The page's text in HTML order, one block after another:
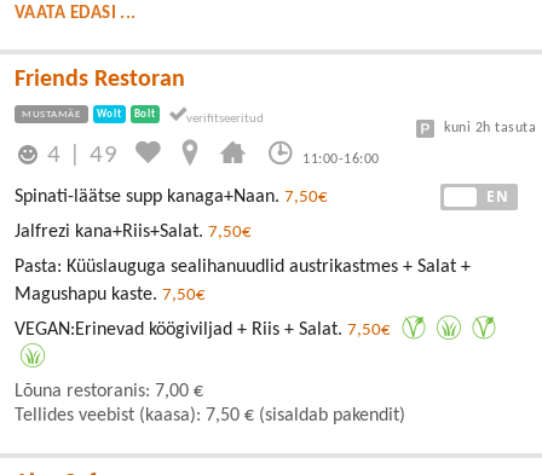
VAATA EDASI ...
Friends Restoran
MUSTAMÄE Wolt Bolt
4 |49 11:00-16:00
kuni 2h tasuta
EN
Spinati-läätse supp kanaga+Naan. 7,50€
Jalfrezi kana+Riis+Salat. 7,50€
Pasta: Küüslauguga sealihanuudlid austrikastmes + Salat +
Magushapu kaste. 7,50€
VEGAN:Erinevad köögiviljad + Riis + Salat. 7,50€
Lõuna restoranis: 7,00 €
Tellides veebist (kaasa): 7,50 € (sisaldab pakendit)